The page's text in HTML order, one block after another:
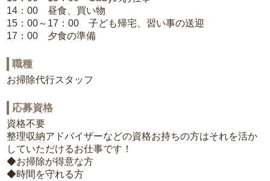
14：00 昼食、買い物
15：00～17：00 子ども帰宅、習い事の送迎
17：00 夕食の準備
職種
お掃除代行スタッフ
応募資格
資格不要
整理収納アドバイザーなどの資格お持ちの方はそれを活か
していただけるお仕事です！
◆お掃除が得意な方
◆時間を守れる方